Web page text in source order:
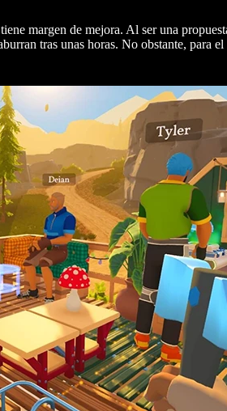
margen de mejora. Al ser una
tras unas horas. No obstante, para